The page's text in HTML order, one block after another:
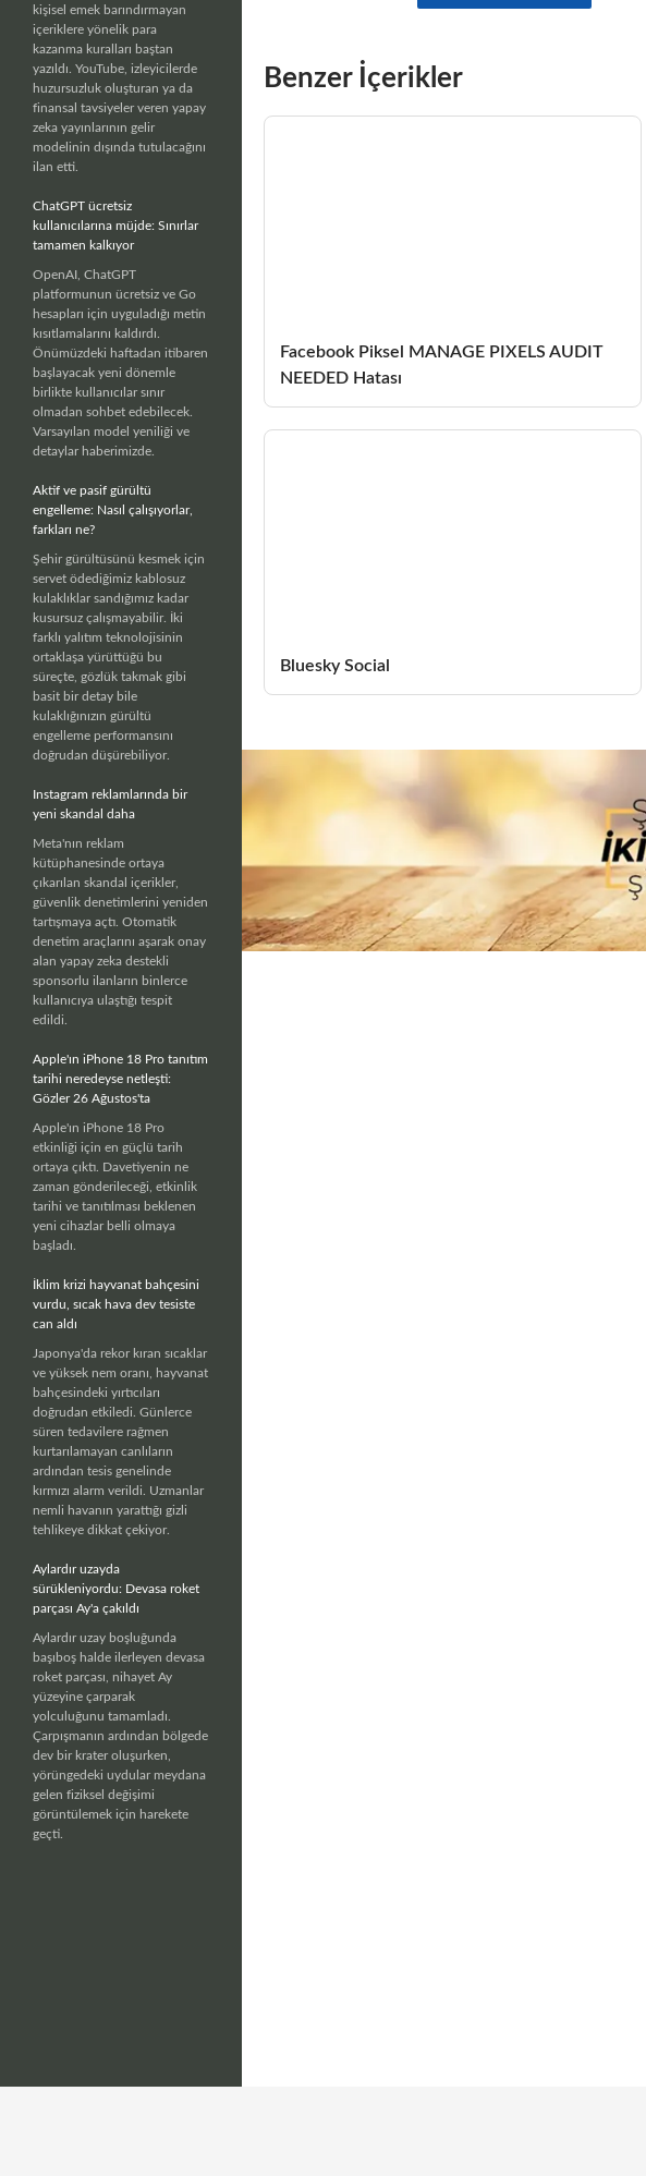
Benzer İçerikler
Facebook Piksel MANAGE PIXELS AUDIT
NEEDED Hatası
Bluesky Social
kişisel emek barındırmayan
içeriklere yönelik para
kazanma kuralları baştan
yazıldı. YouTube, izleyicilerde
huzursuzluk oluşturan ya da
finansal tavsiyeler veren yapay
zeka yayınlarının gelir
modelinin dışında tutulacağını
ilan etti.
ChatGPT ücretsiz
kullanıcılarına müjde: Sınırlar
tamamen kalkıyor
OpenAI, ChatGPT
platformunun ücretsiz ve Go
hesapları için uyguladığı metin
kısıtlamalarını kaldırdı.
Önümüzdeki haftadan itibaren
başlayacak yeni dönemle
birlikte kullanıcılar sınır
olmadan sohbet edebilecek.
Varsayılan model yeniliği ve
detaylar haberimizde.
Aktif ve pasif gürültü
engelleme: Nasıl çalışıyorlar,
farkları ne?
Şehir gürültüsünü kesmek için
servet ödediğimiz kablosuz
kulaklıklar sandığımız kadar
kusursuz çalışmayabilir. İki
farklı yalıtım teknolojisinin
ortaklaşa yürüttüğü bu
süreçte, gözlük takmak gibi
basit bir detay bile
kulaklığınızın gürültü
engelleme performansını
doğrudan düşürebiliyor.
Instagram reklamlarında bir
yeni skandal daha
Meta'nın reklam
kütüphanesinde ortaya
çıkarılan skandal içerikler,
güvenlik denetimlerini yeniden
tartışmaya açtı. Otomatik
denetim araçlarını aşarak onay
alan yapay zeka destekli
sponsorlu ilanların binlerce
kullanıcıya ulaştığı tespit
edildi.
Apple'ın iPhone 18 Pro tanıtım
tarihi neredeyse netleşti:
Gözler 26 Ağustos'ta
Apple'ın iPhone 18 Pro
etkinliği için en güçlü tarih
ortaya çıktı. Davetiyenin ne
zaman gönderileceği, etkinlik
tarihi ve tanıtılması beklenen
yeni cihazlar belli olmaya
başladı.
İklim krizi hayvanat bahçesini
vurdu, sıcak hava dev tesiste
can aldı
Japonya'da rekor kıran sıcaklar
ve yüksek nem oranı, hayvanat
bahçesindeki yırtıcıları
doğrudan etkiledi. Günlerce
süren tedavilere rağmen
kurtarılamayan canlıların
ardından tesis genelinde
kırmızı alarm verildi. Uzmanlar
nemli havanın yarattığı gizli
tehlikeye dikkat çekiyor.
Aylardır uzayda
sürükleniyordu: Devasa roket
parçası Ay'a çakıldı
Aylardır uzay boşluğunda
başıboş halde ilerleyen devasa
roket parçası, nihayet Ay
yüzeyine çarparak
yolculuğunu tamamladı.
Çarpışmanın ardından bölgede
dev bir krater oluşurken,
yörüngedeki uydular meydana
gelen fiziksel değişimi
görüntülemek için harekete
geçti.